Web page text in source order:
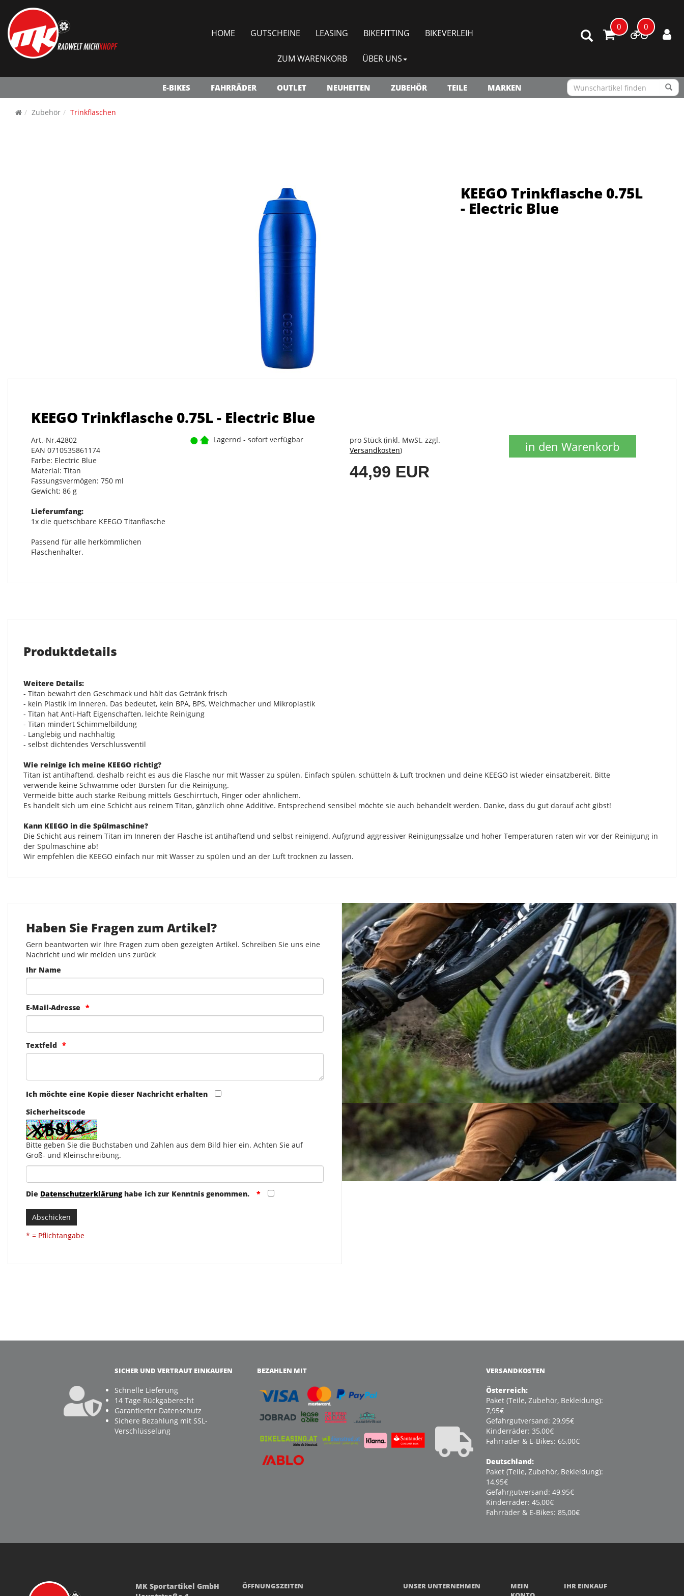
0 0
HOME GUTSCHEINE LEASING BIKEFITTING BIKEVERLEIH
ZUM WARENKORB ÜBER UNS
E-BIKES FAHRRÄDER OUTLET NEUHEITEN ZUBEHÖR TEILE MARKEN
Zubehör Trinkflaschen
KEEGO Trinkflasche 0.75L
- Electric Blue
KEEGO Trinkflasche 0.75L - Electric Blue
Art.-Nr.42802
EAN 0710535861174
Farbe: Electric Blue
Material: Titan
Fassungsvermögen: 750 ml
Gewicht: 86 g
Lieferumfang:
1x die quetschbare KEEGO Titanflasche
Passend für alle herkömmlichen
Flaschenhalter.
Lagernd - sofort verfügbar
pro Stück (inkl. MwSt. zzgl.
Versandkosten)
44,99 EUR
in den Warenkorb
Produktdetails
Weitere Details:
- Titan bewahrt den Geschmack und hält das Getränk frisch
- kein Plastik im Inneren. Das bedeutet, kein BPA, BPS, Weichmacher und Mikroplastik
- Titan hat Anti-Haft Eigenschaften, leichte Reinigung
- Titan mindert Schimmelbildung
- Langlebig und nachhaltig
- selbst dichtendes Verschlussventil
Wie reinige ich meine KEEGO richtig?
Titan ist antihaftend, deshalb reicht es aus die Flasche nur mit Wasser zu spülen. Einfach spülen, schütteln & Luft trocknen und deine KEEGO ist wieder einsatzbereit. Bitte
verwende keine Schwämme oder Bürsten für die Reinigung.
Vermeide bitte auch starke Reibung mittels Geschirrtuch, Finger oder ähnlichem.
Es handelt sich um eine Schicht aus reinem Titan, gänzlich ohne Additive. Entsprechend sensibel möchte sie auch behandelt werden. Danke, dass du gut darauf acht gibst!
Kann KEEGO in die Spülmaschine?
Die Schicht aus reinem Titan im Inneren der Flasche ist antihaftend und selbst reinigend. Aufgrund aggressiver Reinigungssalze und hoher Temperaturen raten wir vor der Reinigung in
der Spülmaschine ab!
Wir empfehlen die KEEGO einfach nur mit Wasser zu spülen und an der Luft trocknen zu lassen.
Haben Sie Fragen zum Artikel?
Gern beantworten wir Ihre Fragen zum oben gezeigten Artikel. Schreiben Sie uns eine
Nachricht und wir melden uns zurück
Ihr Name
E-Mail-Adresse
Textfeld
Ich möchte eine Kopie dieser Nachricht erhalten
Sicherheitscode
Bitte geben Sie die Buchstaben und Zahlen aus dem Bild hier ein. Achten Sie auf
Groß- und Kleinschreibung.
Die Datenschutzerklärunghabe ich zur Kenntnis genommen.
Abschicken
* = Pflichtangabe
SICHER UND VERTRAUT EINKAUFEN
Schnelle Lieferung
14 Tage Rückgaberecht
Garantierter Datenschutz
Sichere Bezahlung mit SSL-
Verschlüsselung
BEZAHLEN MIT VERSANDKOSTEN
Österreich:
Paket (Teile, Zubehör, Bekleidung):
7,95€
Gefahrgutversand: 29,95€
Kinderräder: 35,00€
Fahrräder & E-Bikes: 65,00€
Deutschland:
Paket (Teile, Zubehör, Bekleidung):
14,95€
Gefahrgutversand: 49,95€
Kinderräder: 45,00€
Fahrräder & E-Bikes: 85,00€
MK Sportartikel GmbH
ÖFFNUNGSZEITEN UNSER UNTERNEHMEN
MEIN
IHR EINKAUF